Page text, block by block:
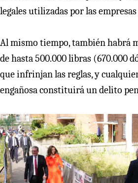
legales utilizadas por las
Al mismo tiempo, también habrá
de hasta 500.000 libras (670.000
que infrinjan las reglas, y
engañosa constituirá un delito